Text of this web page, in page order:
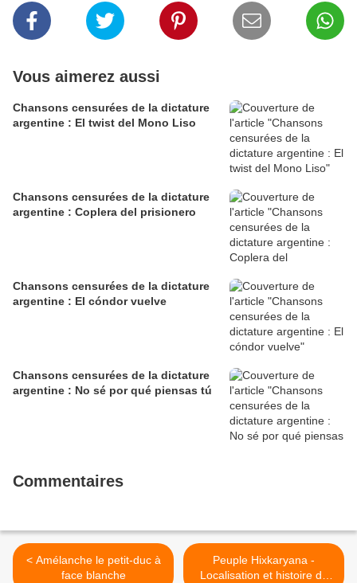
Vous aimerez aussi
Chansons censurées de la dictature
argentine : El twist del Mono Liso
Chansons censurées de la dictature
argentine : Coplera del prisionero
Chansons censurées de la dictature
argentine : El cóndor vuelve
Chansons censurées de la dictature
argentine : No sé por qué piensas tú
Commentaires
< Amélanche le petit-duc à
face blanche
Peuple Hixkaryana -
Localisation et histoire de